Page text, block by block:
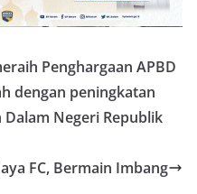
Penghargaan APBD
dengan peningkatan
Negeri Republik
FC, Bermain Imbang